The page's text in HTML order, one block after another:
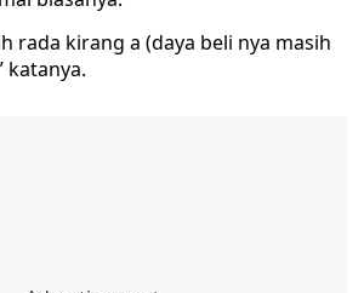
rada kirang a (daya beli nya masih
katanya.